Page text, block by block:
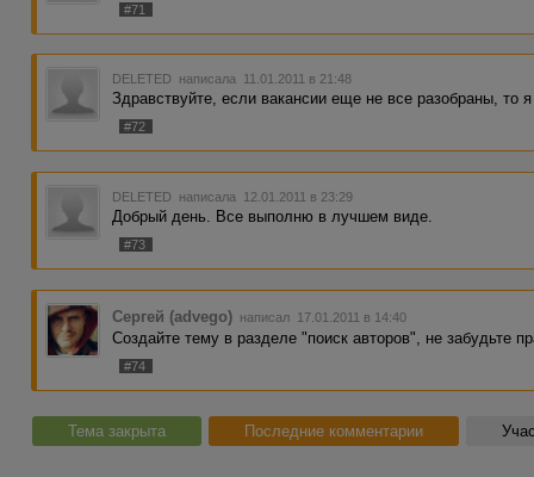
#71
DELETED написала 11.01.2011 в 21:48
Здравствуйте, если вакансии еще не все разобраны, то
#72
DELETED написала 12.01.2011 в 23:29
Добрый день. Все выполню в лучшем виде.
#73
Сергей (advego) написал 17.01.2011 в 14:40
Создайте тему в разделе "поиск авторов", не забудьте
#74
Тема закрыта Последние комментарии